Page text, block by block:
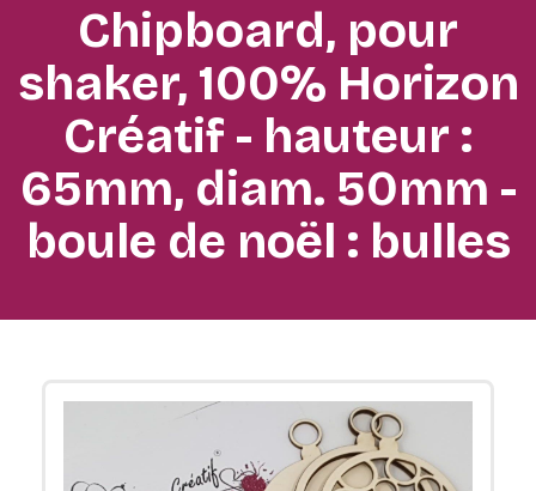
Chipboard, pour
shaker, 100% Horizon
Créatif - hauteur :
65mm, diam. 50mm -
boule de noël : bulles